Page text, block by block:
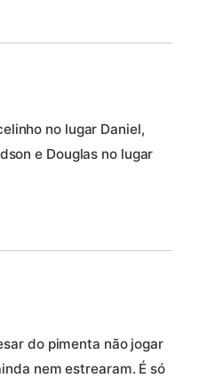
no lugar Daniel,
e Douglas no lugar
do pimenta não jogar
nem estrearam. É só